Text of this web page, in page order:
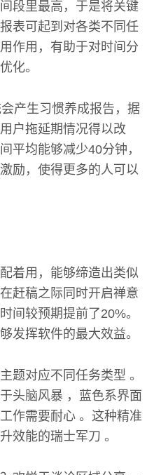
段里最高，于是将关键
表可起到对各类不同任
作用，有助于对时间分
化。
产生习惯养成报告，据
户拖延期情况得以改
平均能够减少40分钟，
励，使得更多的人可以
着用，能够缔造出类似
赶稿之际同时开启禅意
间较预期提前了20%。
发挥软件的最大效益。
题对应不同任务类型 。
头脑风暴 ，蓝色系界面
作需要耐心 。这种精准
效能的瑞士军刀 。